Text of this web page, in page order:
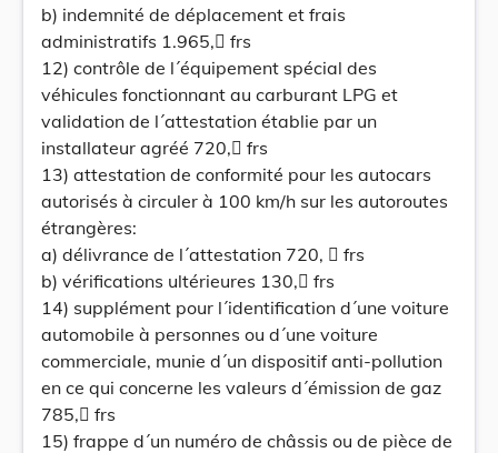
b) indemnité de déplacement et frais
administratifs 1.965, frs
12) contrôle de l´équipement spécial des
véhicules fonctionnant au carburant LPG et
validation de l´attestation établie par un
installateur agréé 720, frs
13) attestation de conformité pour les autocars
autorisés à circuler à 100 km/h sur les autoroutes
étrangères:
a) délivrance de l´attestation 720,  frs
b) vérifications ultérieures 130, frs
14) supplément pour l´identification d´une voiture
automobile à personnes ou d´une voiture
commerciale, munie d´un dispositif anti-pollution
en ce qui concerne les valeurs d´émission de gaz
785, frs
15) frappe d´un numéro de châssis ou de pièce de